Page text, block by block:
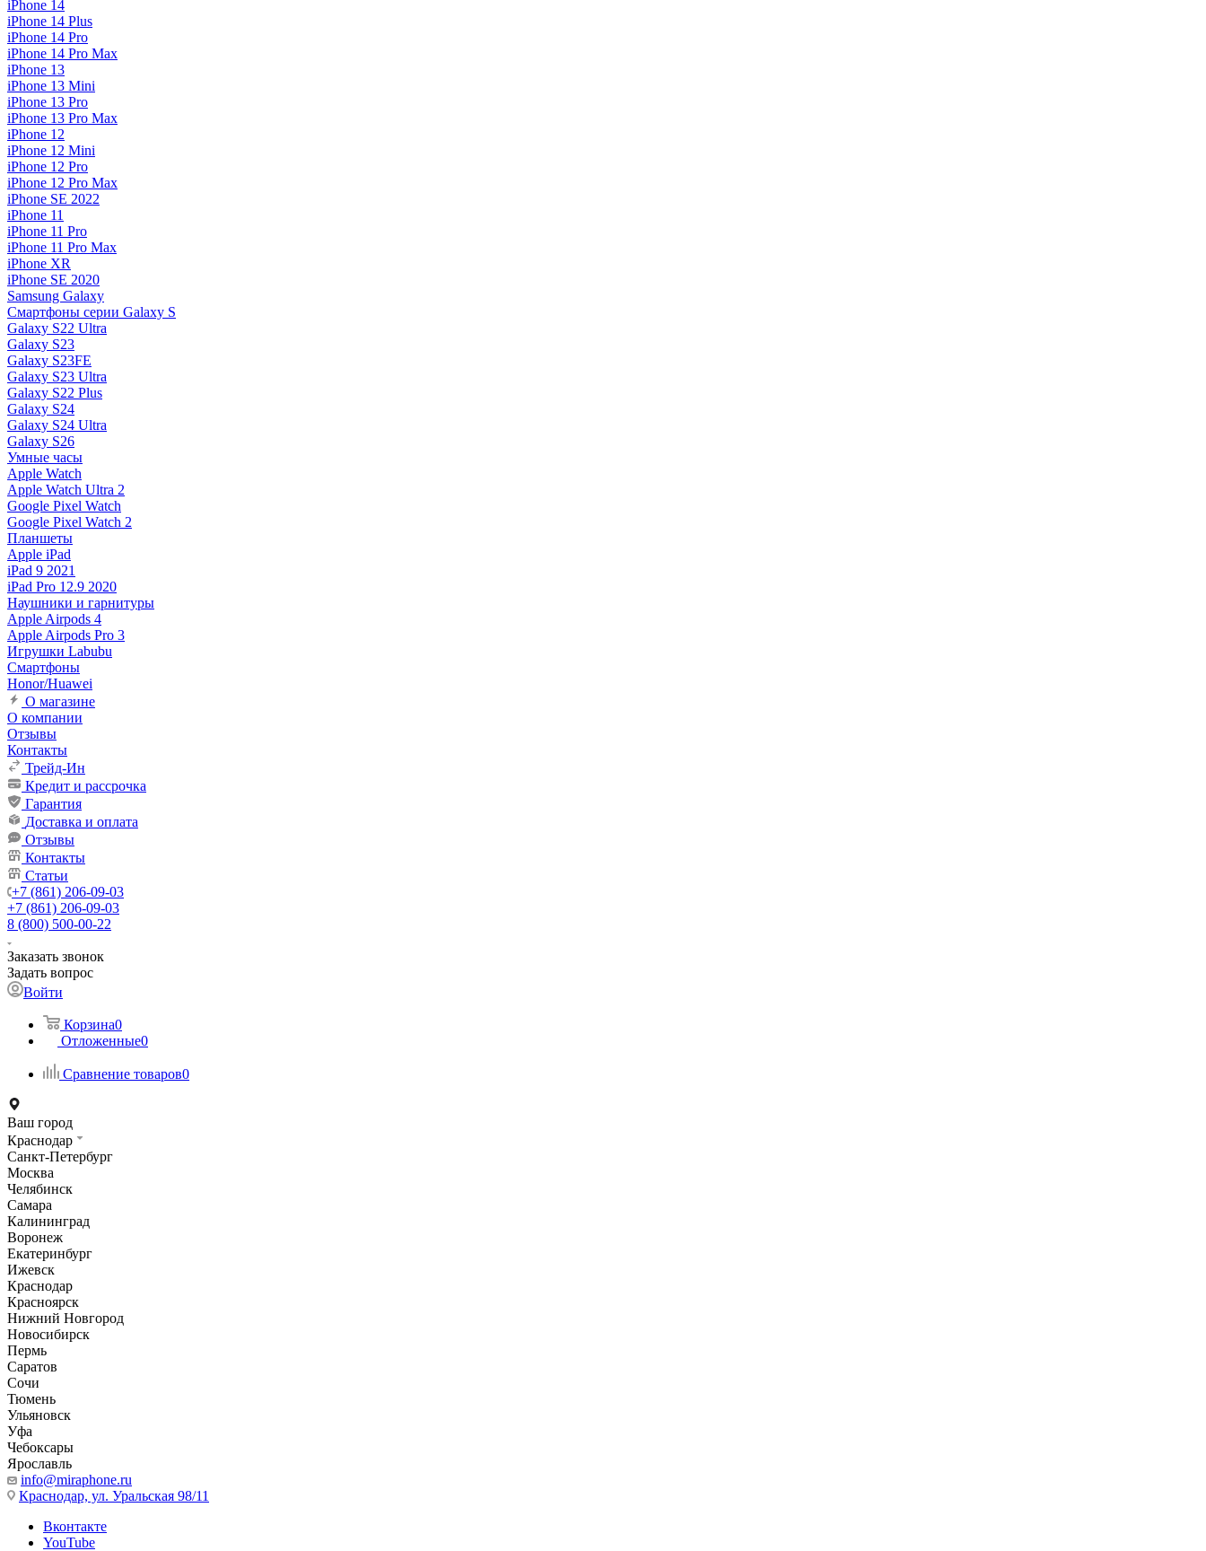
iPhone 14
iPhone 14 Plus
iPhone 14 Pro
iPhone 14 Pro Max
iPhone 13
iPhone 13 Mini
iPhone 13 Pro
iPhone 13 Pro Max
iPhone 12
iPhone 12 Mini
iPhone 12 Pro
iPhone 12 Pro Max
iPhone SE 2022
iPhone 11
iPhone 11 Pro
iPhone 11 Pro Max
iPhone XR
iPhone SE 2020
Samsung Galaxy
Смартфоны серии Galaxy S
Galaxy S22 Ultra
Galaxy S23
Galaxy S23FE
Galaxy S23 Ultra
Galaxy S22 Plus
Galaxy S24
Galaxy S24 Ultra
Galaxy S26
Умные часы
Apple Watch
Apple Watch Ultra 2
Google Pixel Watch
Google Pixel Watch 2
Планшеты
Apple iPad
iPad 9 2021
iPad Pro 12.9 2020
Наушники и гарнитуры
Apple Airpods 4
Apple Airpods Pro 3
Игрушки Labubu
Смартфоны
Honor/Huawei
О магазине
О компании
Отзывы
Контакты
Трейд-Ин
Кредит и рассрочка
Гарантия
Доставка и оплата
Отзывы
Контакты
Статьи
+7 (861) 206-09-03
+7 (861) 206-09-03
8 (800) 500-00-22
Заказать звонок
Задать вопрос
Войти
Корзина0
Отложенные0
Сравнение товаров0
Ваш город
Краснодар
Санкт-Петербург
Москва
Челябинск
Самара
Калининград
Воронеж
Екатеринбург
Ижевск
Краснодар
Красноярск
Нижний Новгород
Новосибирск
Пермь
Саратов
Сочи
Тюмень
Ульяновск
Уфа
Чебоксары
Ярославль
info@miraphone.ru
Краснодар, ул. Уральская 98/11
Вконтакте
YouTube